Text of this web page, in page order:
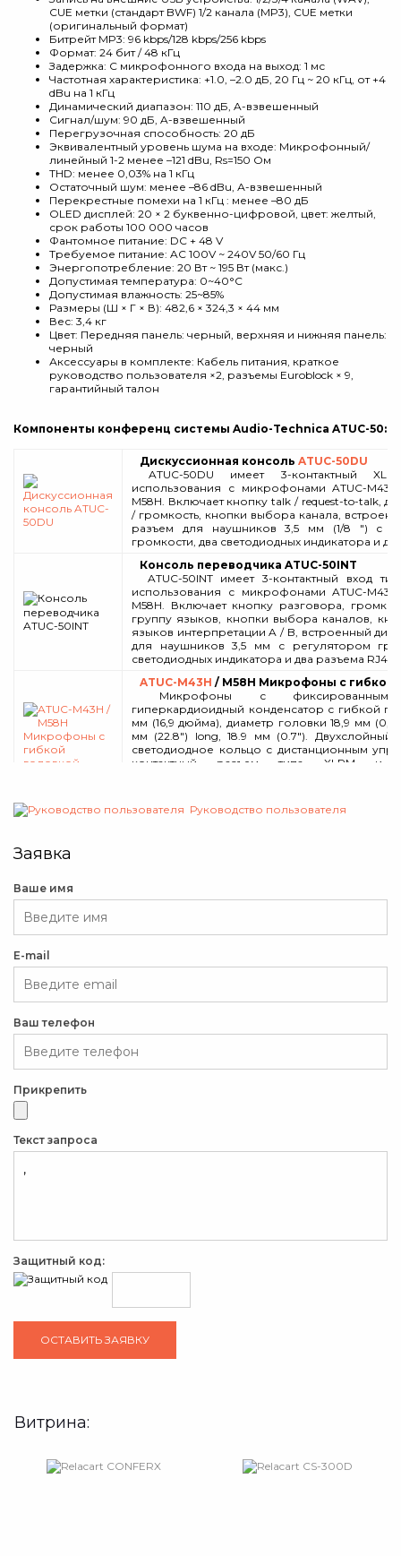
CUE метки (стандарт BWF) 1/2 канала (MP3), CUE метки
(оригинальный формат)
Битрейт MP3: 96 kbps/128 kbps/256 kbps
Формат: 24 бит / 48 кГц
Задержка: С микрофонного входа на выход: 1 мс
Частотная характеристика: +1.0, –2.0 дБ, 20 Гц ~ 20 кГц, от +4
dBu на 1 кГц
Динамический диапазон: 110 дБ, A-взвешенный
Сигнал/шум: 90 дБ, A-взвешенный
Перегрузочная способность: 20 дБ
Эквивалентный уровень шума на входе: Микрофонный/
линейный 1-2 менее –121 dBu, Rs=150 Ом
THD: менее 0,03% на 1 кГц
Остаточный шум: менее –86 dBu, А-взвешенный
Перекрестные помехи на 1 кГц : менее –80 дБ
OLED дисплей: 20 × 2 буквенно-цифровой, цвет: желтый,
срок работы 100 000 часов
Фантомное питание: DC + 48 V
Требуемое питание: AC 100V ~ 240V 50/60 Гц
Энергопотребление: 20 Вт ~ 195 Вт (макс.)
Допустимая температура: 0~40°С
Допустимая влажность: 25~85%
Размеры (Ш × Г × В): 482,6 × 324,3 × 44 мм
Вес: 3,4 кг
Цвет: Передняя панель: черный, верхняя и нижняя панель:
черный
Аксессуары в комплекте: Кабель питания, краткое
руководство пользователя ×2, разъемы Euroblock × 9,
гарантийный талон
Компоненты конференц системы Audio-Technica ATUC-50:
Дискуссионная консоль ATUC-50DU
ATUC-50DU имеет 3-контактный
использования с микрофонами ATUC-
M58H. Включает кнопку talk / request-to-talk,
/ громкость, кнопки выбора канала,
разъем для наушников 3,5 мм (1/8 ") с
громкости, два светодиодных индикатора и
Консоль переводчика ATUC-50INT
ATUC-50INT имеет 3-контактный вход
использования с микрофонами ATUC-
M58H. Включает кнопку разговора,
группу языков, кнопки выбора каналов,
языков интерпретации A / B, встроенный
для наушников 3,5 мм с регулятором
светодиодных индикатора и два разъема RJ45
ATUC-M43H / M58H Микрофоны с гибкой
Микрофоны с фиксированным
гиперкардиоидный конденсатор с гибкой
мм (16,9 дюйма), диаметр головки 18,9 мм
мм (22.8") long, 18.9 мм (0.7"). Двухслойный
светодиодное кольцо с дистанционным
контактный разъем типа XLRM и
Руководство пользователя
Заявка
Ваше имя
E-mail
Ваш телефон
Прикрепить
Текст запроса
Защитный код:
Витрина: